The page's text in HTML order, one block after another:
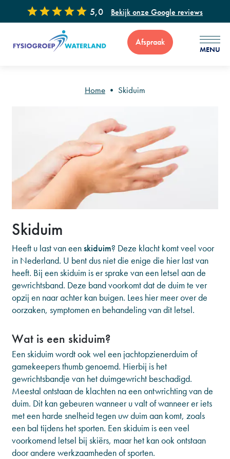
5,0 Bekijk onze Google reviews
Afspraak
MENU
Voor vragen of advies zijn wij 7 dagen per week bereikbaar via
: 0299 - 65 34 99
Home • Skiduim
Skiduim
Heeft u last van eenskiduim? Deze klacht komt veel voor
in Nederland. U bent dus niet die enige die hier last van
heeft. Bij een skiduim is er sprake van een letsel aan de
gewrichtsband. Deze band voorkomt dat de duim te ver
opzij en naar achter kan buigen. Lees hier meer over de
oorzaken, symptomen en behandeling van dit letsel.
Wat is een skiduim?
Een skiduim wordt ook wel een jachtopzienerduim of
gamekeepers thumb genoemd. Hierbij is het
gewrichtsbandje van het duimgewricht beschadigd.
Meestal ontstaan de klachten na een ontwrichting van de
duim. Dit kan gebeuren wanneer u valt of wanneer er iets
met een harde snelheid tegen uw duim aan komt, zoals
een bal tijdens het sporten. Een skiduim is een veel
voorkomend letsel bij skiërs, maar het kan ook ontstaan
door andere werkzaamheden of sporten.